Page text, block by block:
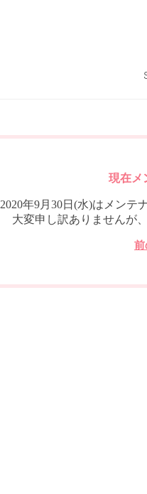
現在メ
2020年9月30日(水)はメンテ
大変申し訳ありませんが
前